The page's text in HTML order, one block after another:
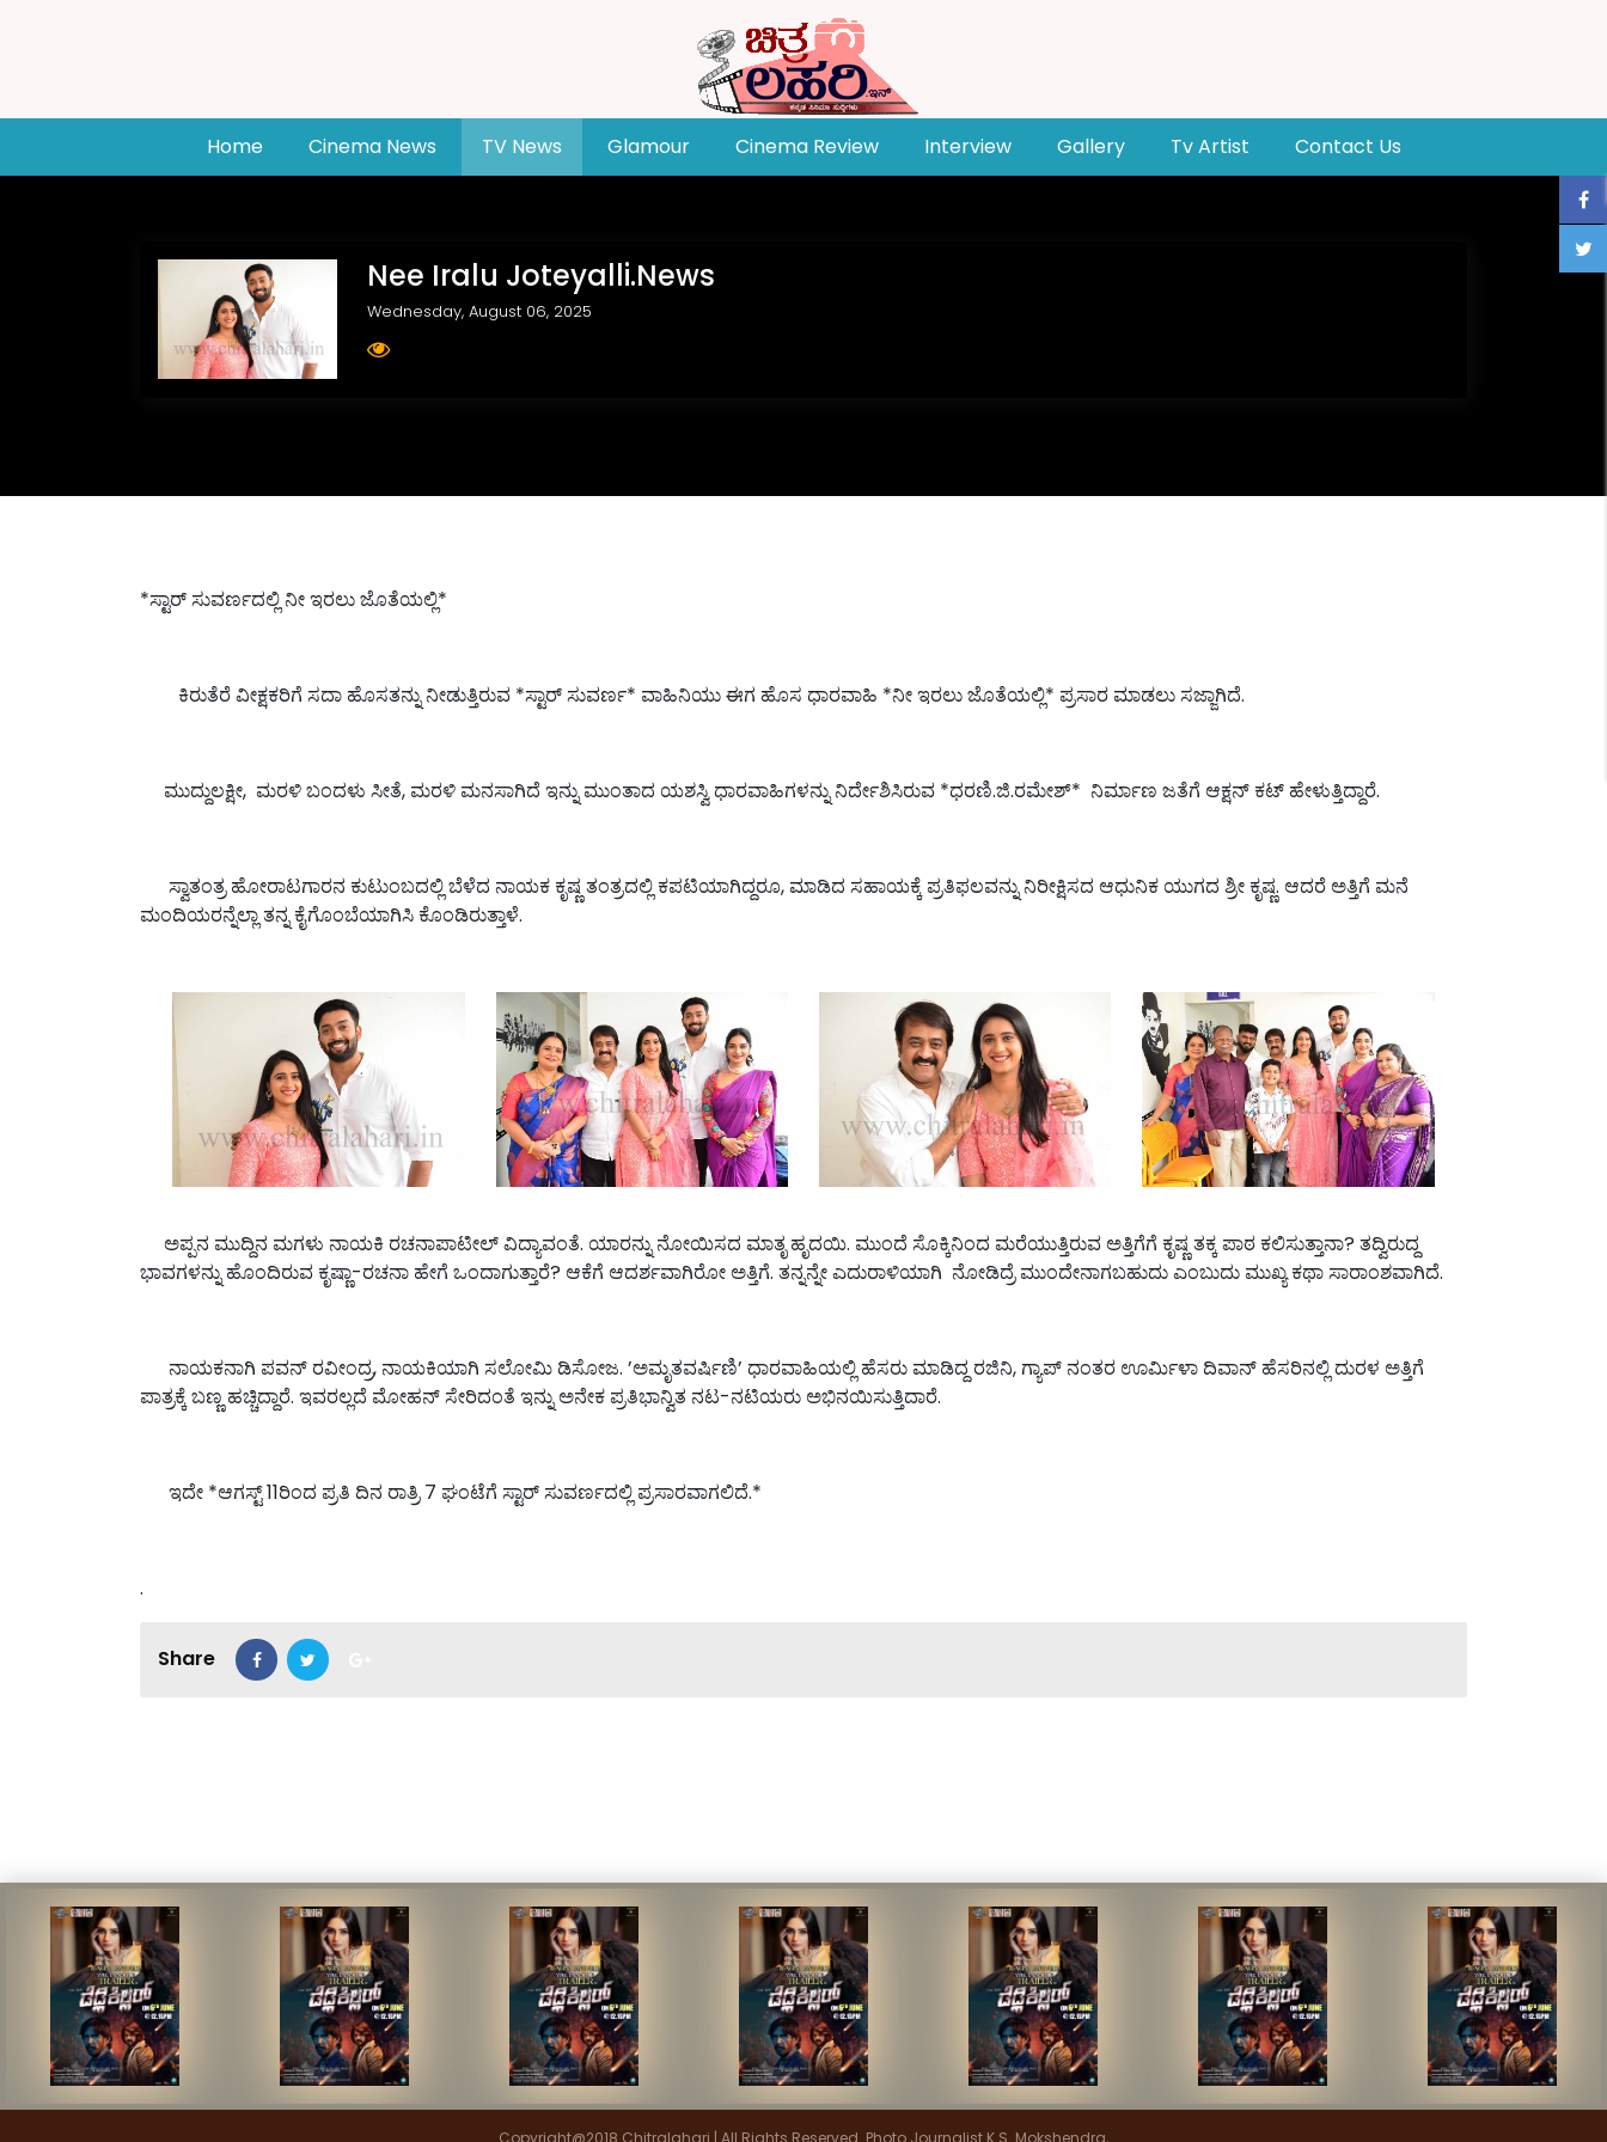
Home(current)Cinema News TV News Glamour Cinema Review Interview Gallery Tv Artist Contact Us
Nee Iralu Joteyalli.News
Wednesday, August 06, 2025
*ಸ್ಟಾರ್ ಸುವರ್ಣದಲ್ಲಿ ನೀ ಇರಲು ಜೊತೆಯಲ್ಲಿ*
ಕಿರುತೆರೆ ವೀಕ್ಷಕರಿಗೆ ಸದಾ ಹೊಸತನ್ನು ನೀಡುತ್ತಿರುವ *ಸ್ಟಾರ್ ಸುವರ್ಣ* ವಾಹಿನಿಯು ಈಗ ಹೊಸ ಧಾರವಾಹಿ *ನೀ ಇರಲು ಜೊತೆಯಲ್ಲಿ* ಪ್ರಸಾರ ಮಾಡಲು ಸಜ್ಜಾಗಿದೆ.
ಮುದ್ದುಲಕ್ಷೀ, ಮರಳಿ ಬಂದಳು ಸೀತೆ, ಮರಳಿ ಮನಸಾಗಿದೆ ಇನ್ನು ಮುಂತಾದ ಯಶಸ್ವಿ ಧಾರವಾಹಿಗಳನ್ನು ನಿರ್ದೇಶಿಸಿರುವ *ಧರಣಿ.ಜಿ.ರಮೇಶ್* ನಿರ್ಮಾಣ ಜತೆಗೆ ಆಕ್ಷನ್ ಕಟ್ ಹೇಳುತ್ತಿದ್ದಾರೆ.
ಸ್ವಾತಂತ್ರ ಹೋರಾಟಗಾರನ ಕುಟುಂಬದಲ್ಲಿ ಬೆಳೆದ ನಾಯಕ ಕೃಷ್ಣ ತಂತ್ರದಲ್ಲಿ ಕಪಟಿಯಾಗಿದ್ದರೂ, ಮಾಡಿದ ಸಹಾಯಕ್ಕೆ ಪ್ರತಿಫಲವನ್ನು ನಿರೀಕ್ಷಿಸದ ಆಧುನಿಕ ಯುಗದ ಶ್ರೀ ಕೃಷ್ಣ. ಆದರೆ ಅತ್ತಿಗೆ ಮನೆ
ಮಂದಿಯರನ್ನೆಲ್ಲಾ ತನ್ನ ಕೈಗೊಂಬೆಯಾಗಿಸಿ ಕೊಂಡಿರುತ್ತಾಳೆ.
ಅಪ್ಪನ ಮುದ್ದಿನ ಮಗಳು ನಾಯಕಿ ರಚನಾಪಾಟೀಲ್ ವಿದ್ಯಾವಂತೆ. ಯಾರನ್ನು ನೋಯಿಸದ ಮಾತೃ ಹೃದಯಿ. ಮುಂದೆ ಸೊಕ್ಕಿನಿಂದ ಮರೆಯುತ್ತಿರುವ ಅತ್ತಿಗೆಗೆ ಕೃಷ್ಣ ತಕ್ಕ ಪಾಠ ಕಲಿಸುತ್ತಾನಾ? ತದ್ವಿರುದ್ದ
ಭಾವಗಳನ್ನು ಹೊಂದಿರುವ ಕೃಷ್ಣಾ-ರಚನಾ ಹೇಗೆ ಒಂದಾಗುತ್ತಾರೆ? ಆಕೆಗೆ ಆದರ್ಶವಾಗಿರೋ ಅತ್ತಿಗೆ. ತನ್ನನ್ನೇ ಎದುರಾಳಿಯಾಗಿ ನೋಡಿದ್ರೆ ಮುಂದೇನಾಗಬಹುದು ಎಂಬುದು ಮುಖ್ಯ ಕಥಾ ಸಾರಾಂಶವಾಗಿದೆ.
ನಾಯಕನಾಗಿ ಪವನ್ ರವೀಂದ್ರ, ನಾಯಕಿಯಾಗಿ ಸಲೋಮಿ ಡಿಸೋಜ. ’ಅಮೃತವರ್ಷಿಣಿ’ ಧಾರವಾಹಿಯಲ್ಲಿ ಹೆಸರು ಮಾಡಿದ್ದ ರಜಿನಿ, ಗ್ಯಾಪ್ ನಂತರ ಊರ್ಮಿಳಾ ದಿವಾನ್ ಹೆಸರಿನಲ್ಲಿ ದುರಳ ಅತ್ತಿಗೆ
ಪಾತ್ರಕ್ಕೆ ಬಣ್ಣ ಹಚ್ಚಿದ್ದಾರೆ. ಇವರಲ್ಲದೆ ಮೋಹನ್ ಸೇರಿದಂತೆ ಇನ್ನು ಅನೇಕ ಪ್ರತಿಭಾನ್ವಿತ ನಟ-ನಟಿಯರು ಅಭಿನಯಿಸುತ್ತಿದಾರೆ.
ಇದೇ *ಆಗಸ್ಟ್ 11ರಿಂದ ಪ್ರತಿ ದಿನ ರಾತ್ರಿ 7 ಘಂಟೆಗೆ ಸ್ಟಾರ್ ಸುವರ್ಣದಲ್ಲಿ ಪ್ರಸಾರವಾಗಲಿದೆ.*
.
Share